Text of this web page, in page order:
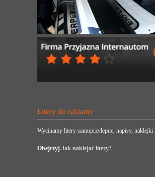
Litery do reklamy
Wycinamy litery samoprzylepne, napisy, naklejki
Obejrzyj Jak naklejać litery?